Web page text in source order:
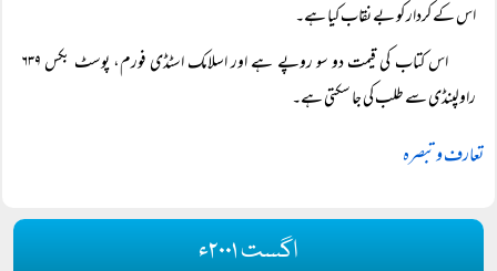
اس کے کردار کو بے نقاب کیا ہے۔
اس کتاب کی قیمت دو سو روپے ہے اور اسلامک اسٹڈی فورم، پوسٹ بکس ۶۳۹
راولپنڈی سے طلب کی جا سکتی ہے۔
تعارف و تبصرہ
اگست ۲۰۰۱ء